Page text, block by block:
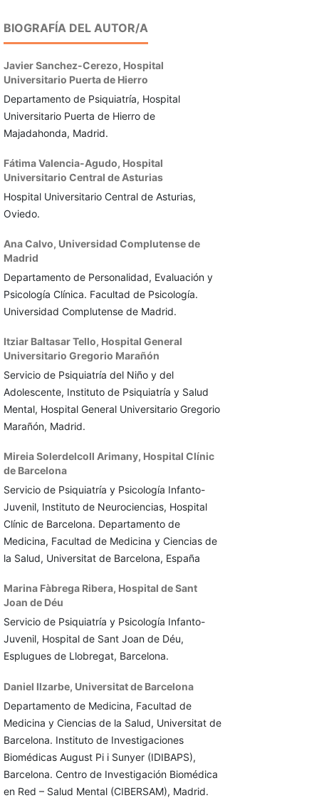
BIOGRAFÍA DEL AUTOR/A
Javier Sanchez-Cerezo, Hospital
Universitario Puerta de Hierro
Departamento de Psiquiatría, Hospital
Universitario Puerta de Hierro de
Majadahonda, Madrid.
Fátima Valencia-Agudo, Hospital
Universitario Central de Asturias
Hospital Universitario Central de Asturias,
Oviedo.
Ana Calvo, Universidad Complutense de
Madrid
Departamento de Personalidad, Evaluación y
Psicología Clínica. Facultad de Psicología.
Universidad Complutense de Madrid.
Itziar Baltasar Tello, Hospital General
Universitario Gregorio Marañón
Servicio de Psiquiatría del Niño y del
Adolescente, Instituto de Psiquiatría y Salud
Mental, Hospital General Universitario Gregorio
Marañón, Madrid.
Mireia Solerdelcoll Arimany, Hospital Clínic
de Barcelona
Servicio de Psiquiatría y Psicología Infanto-
Juvenil, Instituto de Neurociencias, Hospital
Clínic de Barcelona. Departamento de
Medicina, Facultad de Medicina y Ciencias de
la Salud, Universitat de Barcelona, España
Marina Fàbrega Ribera, Hospital de Sant
Joan de Déu
Servicio de Psiquiatría y Psicología Infanto-
Juvenil, Hospital de Sant Joan de Déu,
Esplugues de Llobregat, Barcelona.
Daniel Ilzarbe, Universitat de Barcelona
Departamento de Medicina, Facultad de
Medicina y Ciencias de la Salud, Universitat de
Barcelona. Instituto de Investigaciones
Biomédicas August Pi i Sunyer (IDIBAPS),
Barcelona. Centro de Investigación Biomédica
en Red – Salud Mental (CIBERSAM), Madrid.